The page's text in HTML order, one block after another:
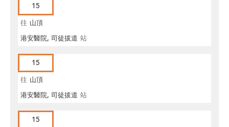
15
往 山頂
港安醫院, 司徒拔道 站
15
往 山頂
港安醫院, 司徒拔道 站
15